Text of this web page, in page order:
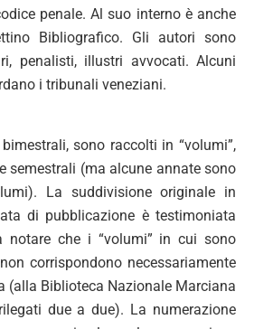
penale. Al suo interno è anche
Bibliografico. Gli autori sono
penalisti, illustri avvocati. Alcuni
i tribunali veneziani.
sono raccolti in “volumi”,
semestrali (ma alcune annate sono
La suddivisione originale in
di pubblicazione è testimoniata
notare che i “volumi” in cui sono
corrispondono necessariamente
(alla Biblioteca Nazionale Marciana
due a due). La numerazione